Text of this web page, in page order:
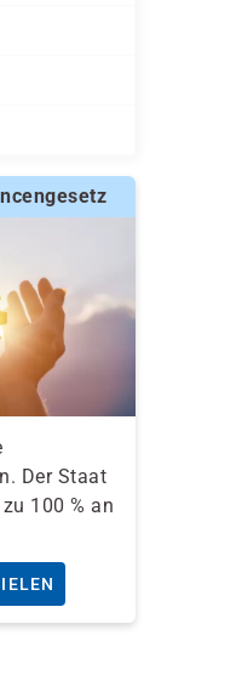
Der Staat
100 % an